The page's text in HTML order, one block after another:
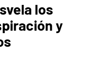
los
y